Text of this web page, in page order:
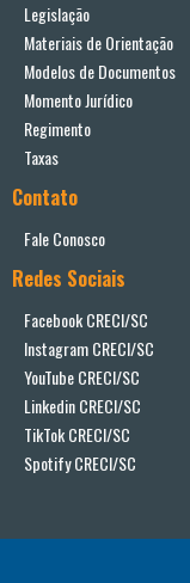
Legislação
Materiais de Orientação
Modelos de Documentos
Momento Jurídico
Regimento
Taxas
Contato
Fale Conosco
Redes Sociais
Facebook CRECI/SC
Instagram CRECI/SC
YouTube CRECI/SC
Linkedin CRECI/SC
TikTok CRECI/SC
Spotify CRECI/SC